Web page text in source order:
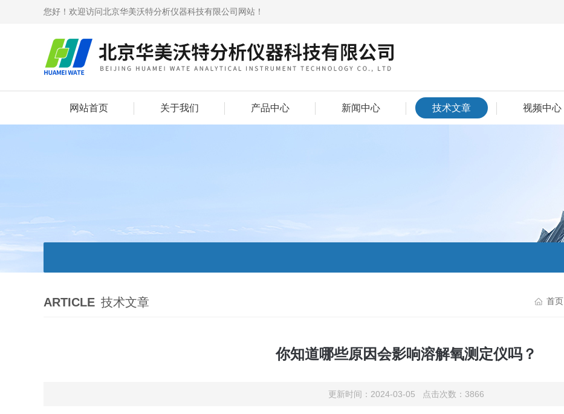
您好！欢迎访问北京华美沃特分析仪器科技有限公司网站！
网站首页 关于我们 产品中心 新闻中心 技术文章 视频中心
ARTICLE 技术文章 首页
你知道哪些原因会影响溶解氧测定仪吗？
更新时间：2024-03-05 点击次数：3866